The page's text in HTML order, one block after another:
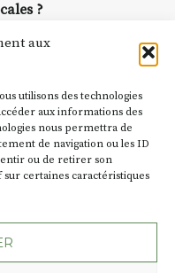
aux
utilisons des technologies
aux informations des
nous permettra de
de navigation ou les ID
ou de retirer son
certaines caractéristiques
les granges d’Auzon. Le
est l’un de ces espaces
activités culturelles de
Cité de Caractère. Par
l’installationCochon
s’inscrit comme en
du festival d’Auzon 2026
vient le nom :Fumoir
le terme employé dans
?
de Strada